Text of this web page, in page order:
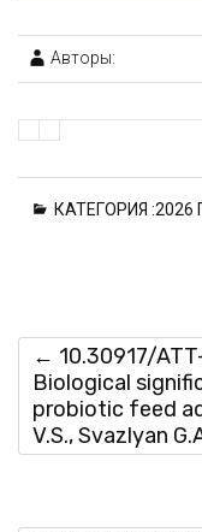
Авторы:
КАТЕГОРИЯ :2026
← 10.30917/
Biological
probiotic feed
V.S., Svazlyan